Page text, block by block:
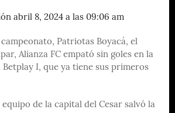
abril 8, 2024 a las 09:06 am
Patriotas Boyacá, el
Alianza FC empató sin goles en la
Betplay I, que ya tiene sus primeros
de la capital del Cesar salvó la